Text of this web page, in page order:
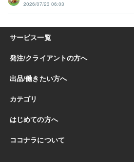
2026/07/23 06:03